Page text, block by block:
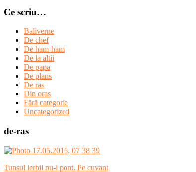
Ce scriu…
Baliverne
De chef
De ham-ham
De la altii
De papa
De plans
De ras
Din oras
Fără categorie
Uncategorized
de-ras
Tunsul ierbii nu-i pont. Pe cuvant